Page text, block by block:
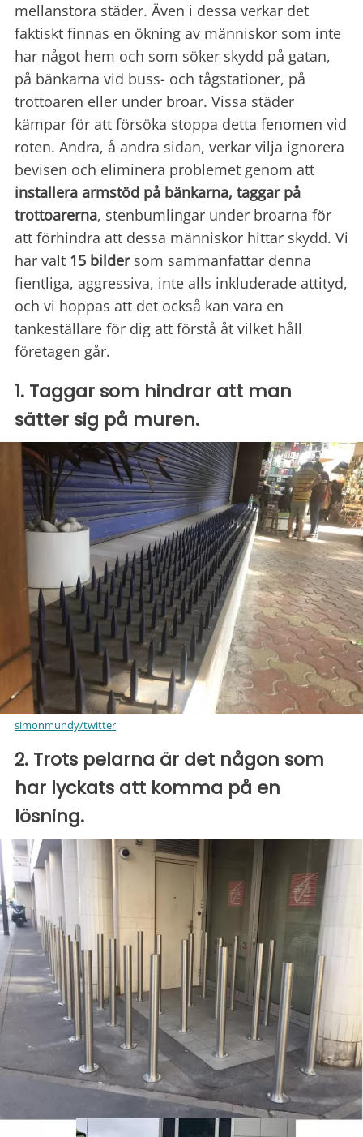
mellanstora städer. Även i dessa verkar det
faktiskt finnas en ökning av människor som inte
har något hem och som söker skydd på gatan,
på bänkarna vid buss- och tågstationer, på
trottoaren eller under broar. Vissa städer
kämpar för att försöka stoppa detta fenomen vid
roten. Andra, å andra sidan, verkar vilja ignorera
bevisen och eliminera problemet genom att
installera armstöd på bänkarna, taggar på
trottoarerna, stenbumlingar under broarna för
att förhindra att dessa människor hittar skydd. Vi
har valt 15 bildersom sammanfattar denna
fientliga, aggressiva, inte alls inkluderade attityd,
och vi hoppas att det också kan vara en
tankeställare för dig att förstå åt vilket håll
företagen går.
1. Taggar som hindrar att man
sätter sig på muren.
simonmundy/twitter
2. Trots pelarna är det någon som
har lyckats att komma på en
lösning.